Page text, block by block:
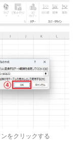
をクリックする